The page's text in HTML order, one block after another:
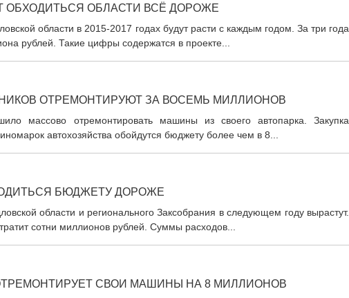
ОБХОДИТЬСЯ ОБЛАСТИ ВСЁ ДОРОЖЕ
области в 2015-2017 годах будут расти с каждым годом. За три года
рублей. Такие цифры содержатся в проекте...
ОТРЕМОНТИРУЮТ ЗА ВОСЕМЬ МИЛЛИОНОВ
массово отремонтировать машины из своего автопарка. Закупка
автохозяйства обойдутся бюджету более чем в 8...
БЮДЖЕТУ ДОРОЖЕ
области и регионального Заксобрания в следующем году вырастут.
сотни миллионов рублей. Суммы расходов...
СВОИ МАШИНЫ НА 8 МИЛЛИОНОВ